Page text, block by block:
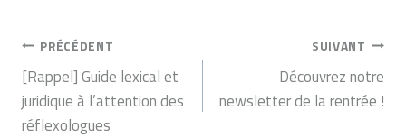
NAVIGATION
DE
L’ARTICLE
PRÉCÉDENT
[Rappel] Guide lexical et
juridique à l’attention des
réflexologues
SUIVANT
Découvrez notre
newsletter de la rentrée !